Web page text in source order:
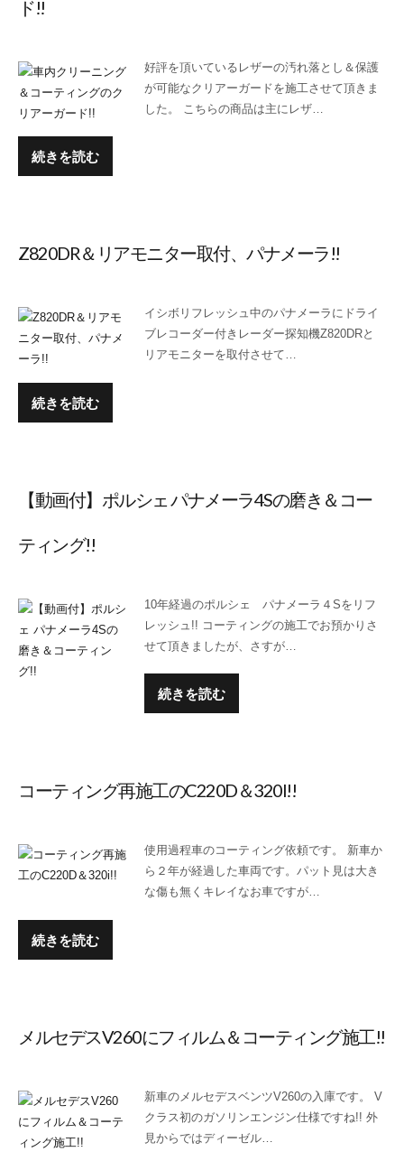
ド!!
好評を頂いているレザーの汚れ落とし＆保護
が可能なクリアーガードを施工させて頂きま
した。 こちらの商品は主にレザ…
続きを読む
Z820DR＆リアモニター取付、パナメーラ!!
イシボリフレッシュ中のパナメーラにドライ
ブレコーダー付きレーダー探知機Z820DRと
リアモニターを取付させて…
続きを読む
【動画付】ポルシェ パナメーラ4Sの磨き＆コー
ティング!!
10年経過のポルシェ パナメーラ４Sをリフ
レッシュ!! コーティングの施工でお預かりさ
せて頂きましたが、さすが…
続きを読む
コーティング再施工のC220D＆320I!!
使用過程車のコーティング依頼です。 新車か
ら２年が経過した車両です。パット見は大き
な傷も無くキレイなお車ですが…
続きを読む
メルセデスV260にフィルム＆コーティング施工!!
新車のメルセデスベンツV260の入庫です。 V
クラス初のガソリンエンジン仕様ですね!! 外
見からではディーゼル…